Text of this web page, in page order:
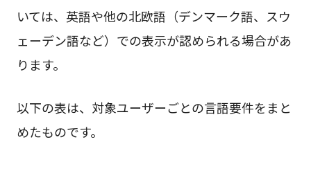
いては、英語や他の北欧語（デンマーク語、スウ
ェーデン語など）での表示が認められる場合があ
ります。
以下の表は、対象ユーザーごとの言語要件をまと
めたものです。